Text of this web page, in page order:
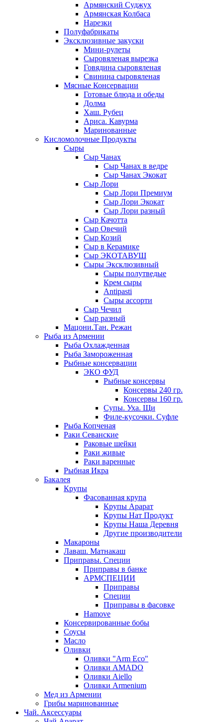
Армянский Суджух
Армянская Колбаса
Нарезки
Полуфабрикаты
Эксклюзивные закуски
Мини-рулеты
Сыровяленая вырезка
Говядина сыровяленая
Свинина сыровяленая
Мясные Консервации
Готовые блюда и обеды
Долма
Хаш. Рубец
Ариса. Кавурма
Маринованные
Кисломолочные Продукты
Сыры
Сыр Чанах
Сыр Чанах в ведре
Сыр Чанах Экокат
Сыр Лори
Сыр Лори Премиум
Сыр Лори Экокат
Сыр Лори разный
Сыр Качотта
Сыр Овечий
Сыр Козий
Сыр в Керамике
Сыр ЭКОТАВУШ
Сыры Эксклюзивный
Сыры полутведые
Крем сыры
Antipasti
Сыры ассорти
Сыр Чечил
Сыр разный
Мацони.Тан. Режан
Рыба из Армении
Рыба Охлажденная
Рыба Замороженная
Рыбные консервации
ЭКО ФУД
Рыбные консервы
Консервы 240 гр.
Консервы 160 гр.
Супы. Уха. Щи
Филе-кусочки. Суфле
Рыба Копченая
Раки Севанские
Раковые шейки
Раки живые
Раки варенные
Рыбная Икра
Бакалея
Крупы
Фасованная крупа
Крупы Арарат
Крупы Нат Продукт
Крупы Наша Деревня
Другие производители
Макароны
Лаваш. Матнакаш
Приправы. Специи
Приправы в банке
АРМСПЕЦИИ
Приправы
Специи
Приправы в фасовке
Hamove
Консервированные бобы
Соусы
Масло
Оливки
Оливки "Arm Eco"
Оливки AMADO
Оливки Aiello
Оливки Armenium
Мед из Армении
Грибы маринованные
Чай. Аксессуары